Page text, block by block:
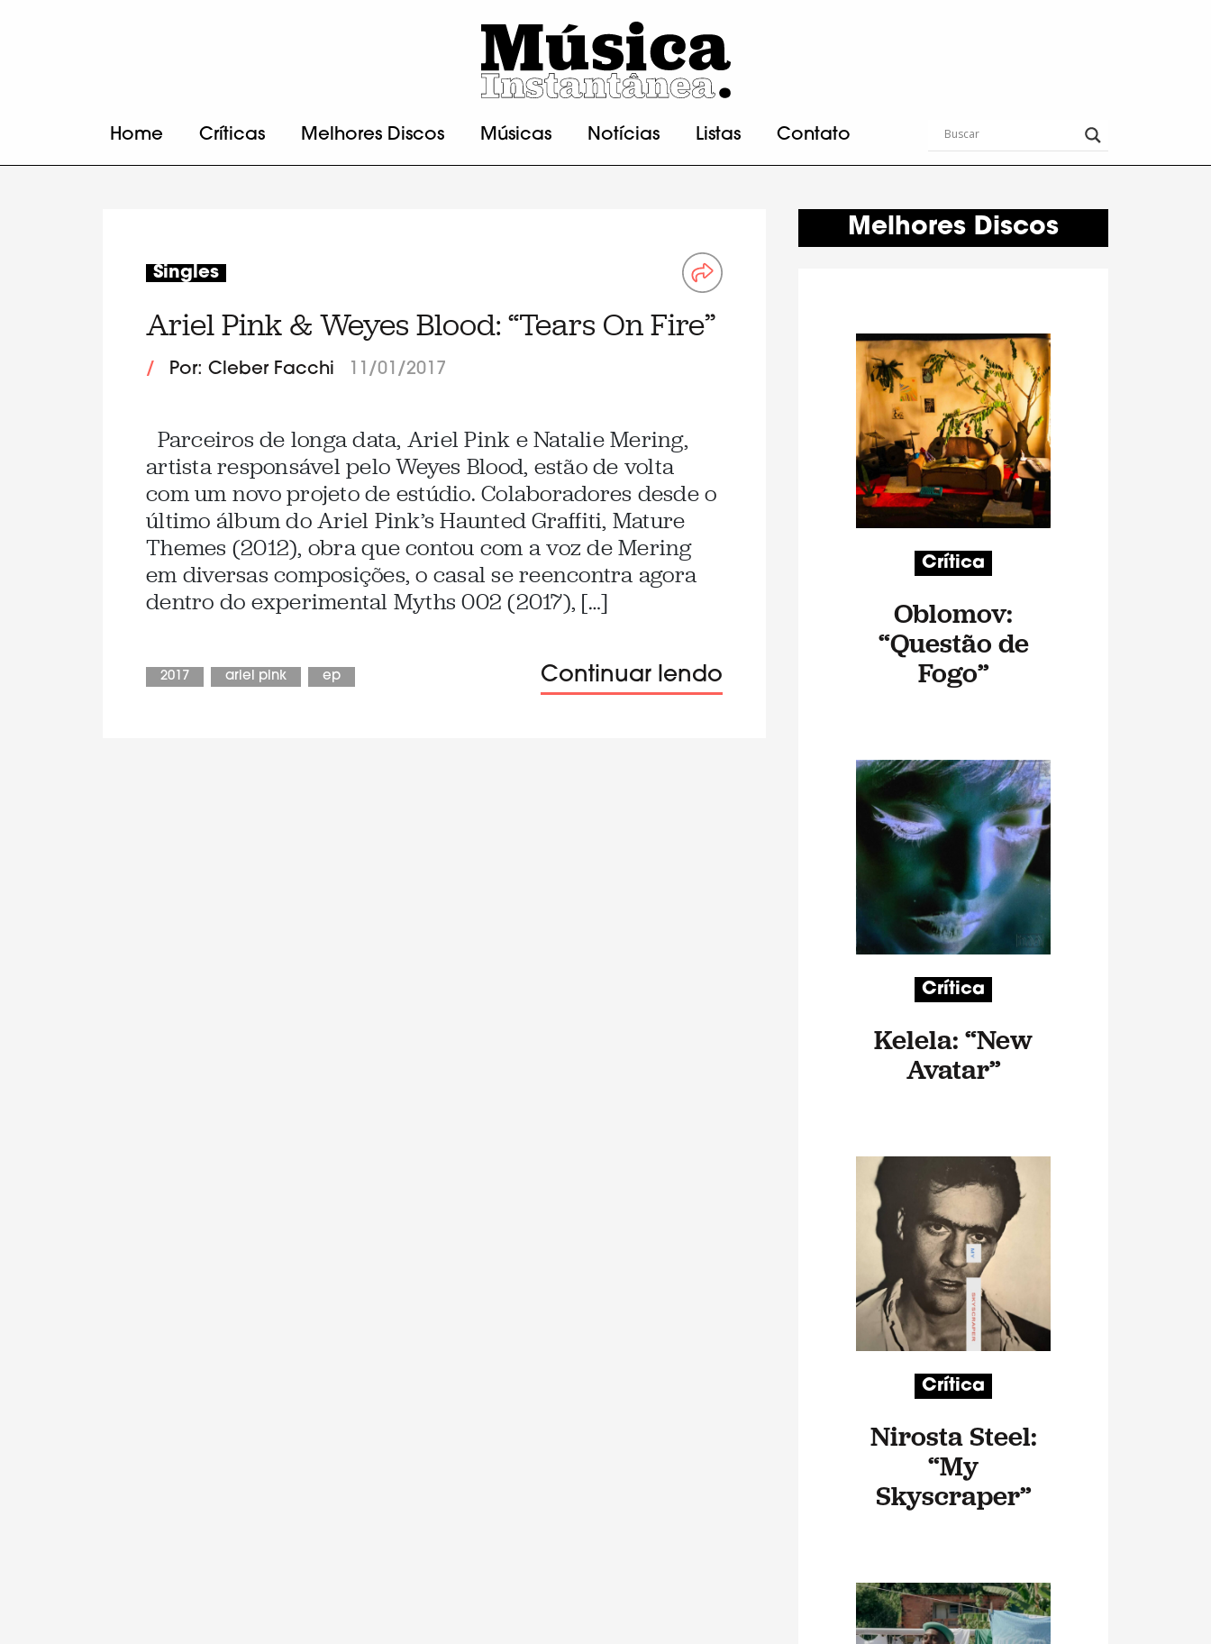
Home Críticas Melhores Discos Músicas Notícias Listas Contato
Singles
Ariel Pink & Weyes Blood: “Tears On Fire”
/ Por: Cleber Facchi 11/01/2017
Parceiros de longa data, Ariel Pink e Natalie Mering,
artista responsável pelo Weyes Blood, estão de volta
com um novo projeto de estúdio. Colaboradores desde o
último álbum do Ariel Pink’s Haunted Graffiti, Mature
Themes (2012), obra que contou com a voz de Mering
em diversas composições, o casal se reencontra agora
dentro do experimental Myths 002 (2017), […]
2017 ariel pink ep Continuar lendo
Melhores Discos
Crítica
Oblomov:
“Questão de
Fogo”
Crítica
Kelela: “New
Avatar”
Crítica
Nirosta Steel:
“My
Skyscraper”